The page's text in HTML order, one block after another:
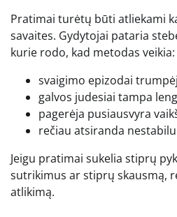
Pratimai turėtų būti atliekami
savaites. Gydytojai pataria
kurie rodo, kad metodas veikia:
svaigimo epizodai
galvos judesiai tampa
pagerėja pusiausvyra
rečiau atsiranda
Jeigu pratimai sukelia stiprų
sutrikimus ar stiprų skausmą,
atlikimą.